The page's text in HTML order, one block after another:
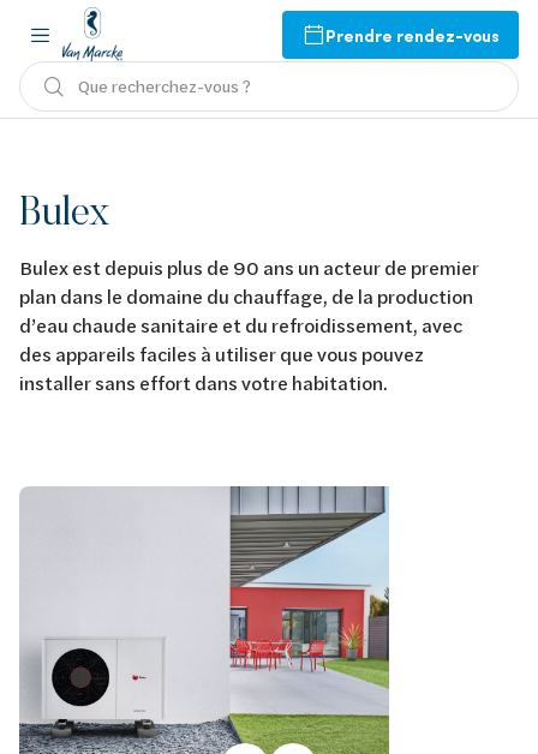
Prendre rendez-vous
Que recherchez-vous ?
Bulex
Bulex est depuis plus de 90 ans un acteur de premier
plan dans le domaine du chauffage, de la production
d’eau chaude sanitaire et du refroidissement, avec
des appareils faciles à utiliser que vous pouvez
installer sans effort dans votre habitation.